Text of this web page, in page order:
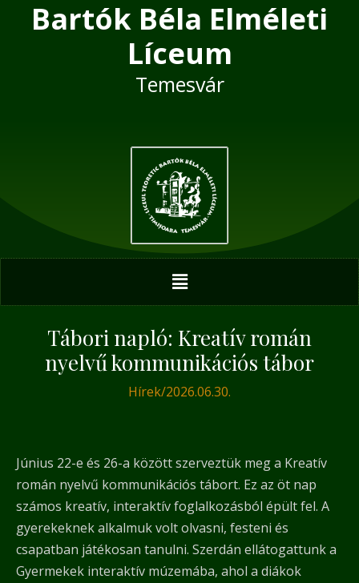
Bartók Béla Elméleti
Líceum
Temesvár
Menu
Tábori napló: Kreatív román
nyelvű kommunikációs tábor
Hírek/2026.06.30.
Június 22-e és 26-a között szerveztük meg a Kreatív
román nyelvű kommunikációs tábort. Ez az öt nap
számos kreatív, interaktív foglalkozásból épült fel. A
gyerekeknek alkalmuk volt olvasni, festeni és
csapatban játékosan tanulni. Szerdán ellátogattunk a
Gyermekek interaktív múzemába, ahol a diákok
Post
navigation